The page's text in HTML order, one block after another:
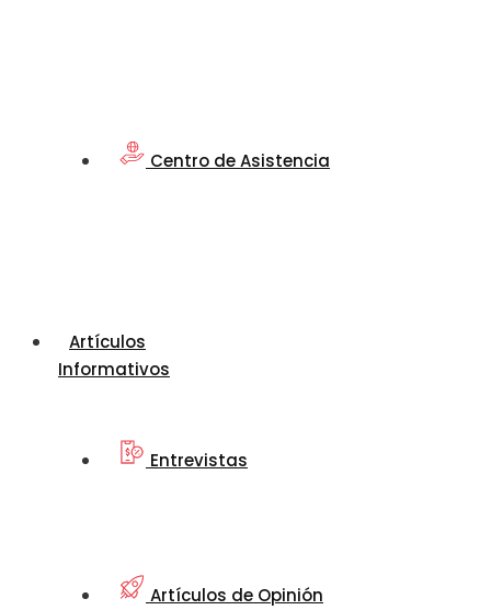
Centro de Asistencia
Artículos
Informativos
Entrevistas
Artículos de Opinión